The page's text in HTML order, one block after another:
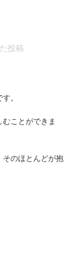
投稿
。
ことができま
そのほとんどが抱